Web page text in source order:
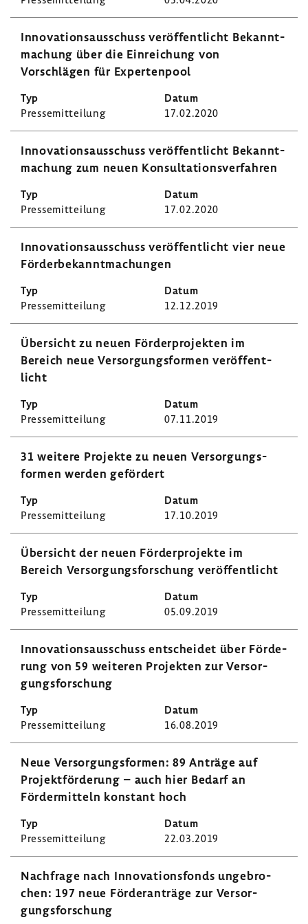
Inno­va­ti­ons­aus­schuss veröf­fent­licht Bekannt­
ma­chung über die Einrei­chung von
Vorschlägen für Exper­ten­pool
Pres­se­mit­tei­lung 17.02.2020
Inno­va­ti­ons­aus­schuss veröf­fent­licht Bekannt­
ma­chung zum neuen Konsul­ta­ti­ons­ver­fahren
Pres­se­mit­tei­lung 17.02.2020
Inno­va­ti­ons­aus­schuss veröf­fent­licht vier neue
Förder­be­kannt­ma­chungen
Pres­se­mit­tei­lung 12.12.2019
Über­sicht zu neuen Förder­pro­jekten im
Bereich neue Versor­gungs­formen veröf­fent­
licht
Pres­se­mit­tei­lung 07.11.2019
31 weitere Projekte zu neuen Versor­gungs­
formen werden geför­dert
Pres­se­mit­tei­lung 17.10.2019
Über­sicht der neuen Förder­pro­jekte im
Bereich Versor­gungs­for­schung veröf­fent­licht
Pres­se­mit­tei­lung 05.09.2019
Inno­va­ti­ons­aus­schuss entscheidet über Förde­
rung von 59 weiteren Projekten zur Versor­
gungs­for­schung
Pres­se­mit­tei­lung 16.08.2019
Neue Versor­gungs­formen: 89 Anträge auf
Projekt­för­de­rung – auch hier Bedarf an
Förder­mit­teln konstant hoch
Pres­se­mit­tei­lung 22.03.2019
Nach­frage nach Inno­va­ti­ons­fonds unge­bro­
chen: 197 neue Förder­an­träge zur Versor­
gungs­for­schung